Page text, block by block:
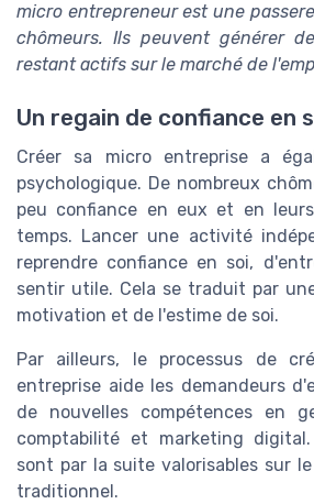
micro entrepreneur est une
chômeurs. Ils peuvent générer
restant actifs sur le marché de
Un regain de confiance en
Créer sa micro entreprise a
psychologique. De nombreux
peu confiance en eux et en
temps. Lancer une activité
reprendre confiance en soi,
sentir utile. Cela se traduit par
motivation et de l'estime de soi.
Par ailleurs, le processus de
entreprise aide les demandeurs
de nouvelles compétences en
comptabilité et marketing
sont par la suite valorisables sur
traditionnel.